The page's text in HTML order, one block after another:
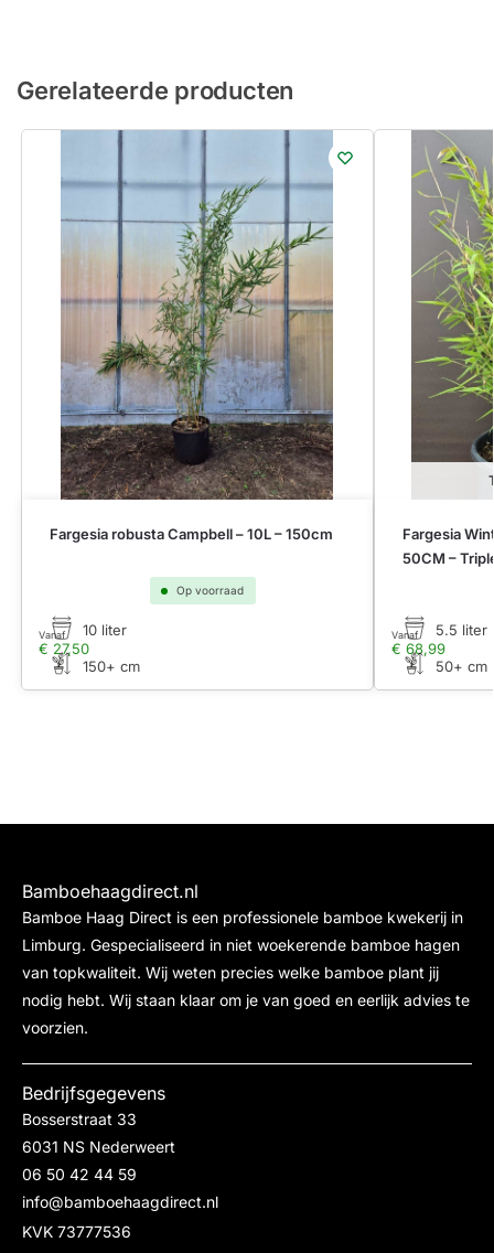
Gerelateerde producten
Fargesia robusta Campbell – 10L – 150cm
Op voorraad
€ 27,50
Vanaf 10 liter
150+ cm
Fargesia
50CM –
€ 68,99
Vanaf 5.5 liter
50+ cm
Bamboehaagdirect.nl
Bamboe Haag Direct is een professionele bamboe kwekerij in
Limburg. Gespecialiseerd in niet woekerende bamboe hagen
van topkwaliteit. Wij weten precies welke bamboe plant jij
nodig hebt. Wij staan klaar om je van goed en eerlijk advies te
voorzien.
Bedrijfsgegevens
Bosserstraat 33
6031 NS Nederweert
06 50 42 44 59
info@bamboehaagdirect.nl
KVK 73777536